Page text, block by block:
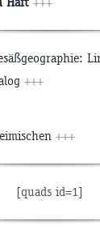
+++
+++
[quads id=1]